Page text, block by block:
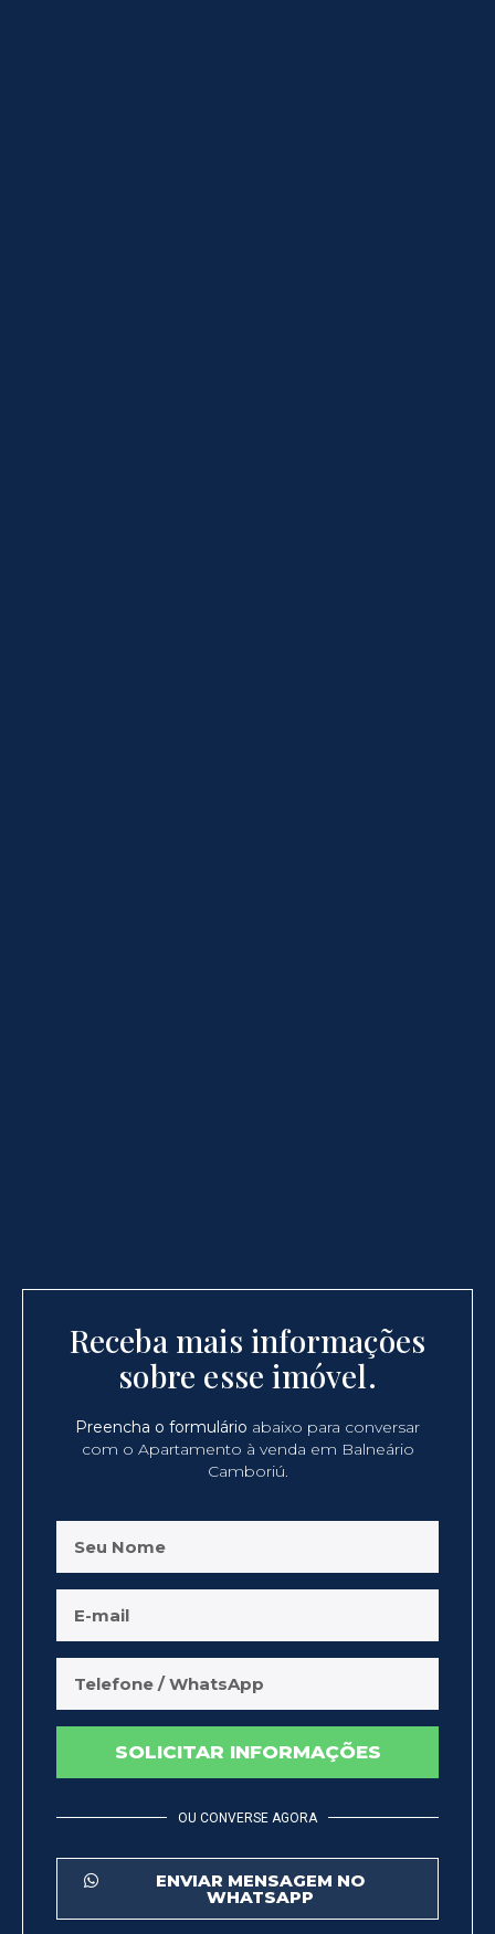
Receba mais informações
sobre esse imóvel.
Preencha o formulário abaixo para conversar
com o Apartamento à venda em Balneário
Camboriú.
SOLICITAR INFORMAÇÕES
OU CONVERSE AGORA
ENVIAR MENSAGEM NO
WHATSAPP